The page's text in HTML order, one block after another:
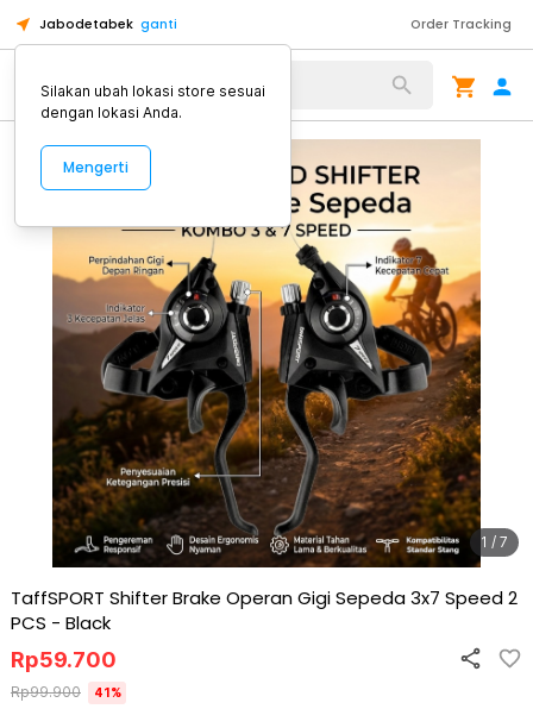
Jabodetabek ganti Order Tracking
Alat Kopi
1 / 7
TaffSPORT Shifter Brake Operan Gigi Sepeda 3x7 Speed 2
PCS - Black
Rp59.700
Rp99.900 41%
Silakan ubah lokasi store sesuai
dengan lokasi Anda.
Mengerti